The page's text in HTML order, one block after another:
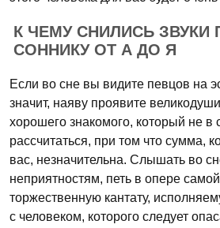
К ЧЕМУ СНИЛИСЬ ЗВУКИ
СОННИКУ ОТ А ДО Я
Если во сне вы видите певцов на
значит, наяву проявите
хорошего знакомого, который не в
рассчитаться, при том что сумма,
вас, незначительна. Слышать во
неприятностям, петь в опере
торжественную кантату,
с человеком, которого следует